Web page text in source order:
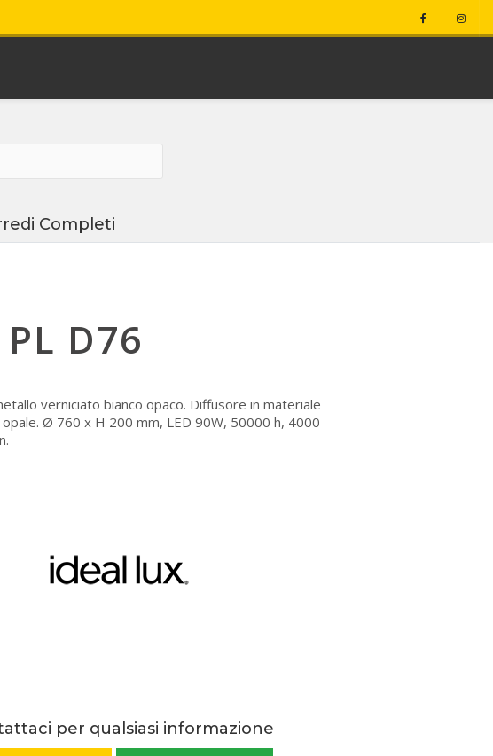
Completi
D76
verniciato bianco opaco. Diffusore in materiale
Ø 760 x H 200 mm, LED 90W, 50000 h, 4000
per qualsiasi informazione